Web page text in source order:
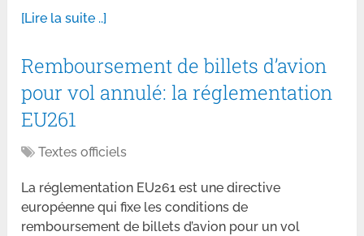
[Lire la suite ..]
Remboursement de billets d’avion
pour vol annulé: la réglementation
EU261
Textes officiels
La réglementation EU261 est une directive
européenne qui fixe les conditions de
remboursement de billets d’avion pour un vol